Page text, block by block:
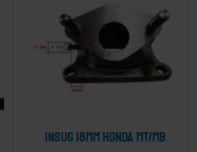
Insug 18mm Honda MT/MB